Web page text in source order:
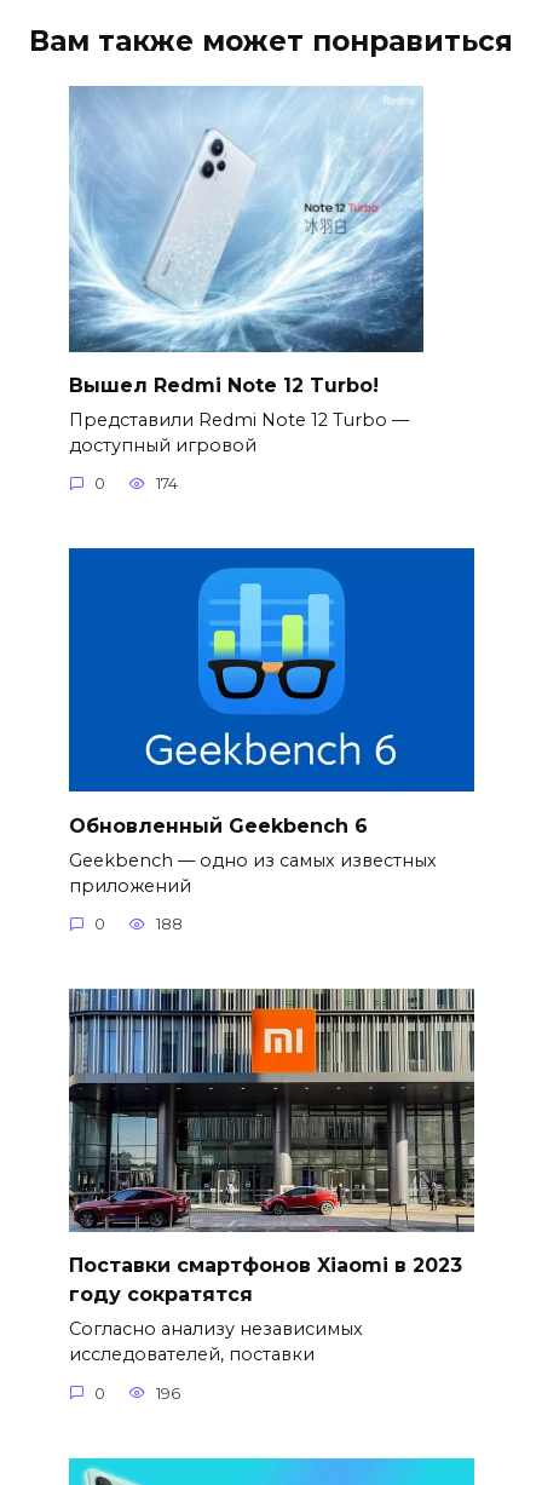
Вам также может понравиться
Вышел Redmi Note 12 Turbo!
Представили Redmi Note 12 Turbo —
доступный игровой
0 174
Обновленный Geekbench 6
Geekbench — одно из самых известных
приложений
0 188
Поставки смартфонов Xiaomi в 2023
году сократятся
Согласно анализу независимых
исследователей, поставки
0 196